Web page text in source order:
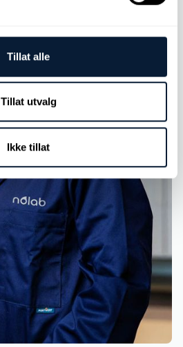
Tillat alle
Tillat utvalg
Ikke tillat